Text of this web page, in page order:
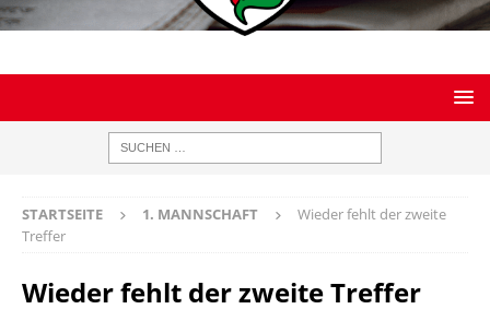
STARTSEITE 1. MANNSCHAFT
Wieder fehlt der zweite
Treffer
Wieder fehlt der zweite Treffer